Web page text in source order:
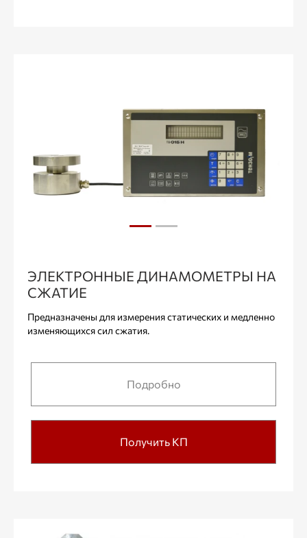
ЭЛЕКТРОННЫЕ ДИНАМОМЕТРЫ НА
СЖАТИЕ
Предназначены для измерения статических и медленно
изменяющихся сил сжатия.
Подробно
Получить КП